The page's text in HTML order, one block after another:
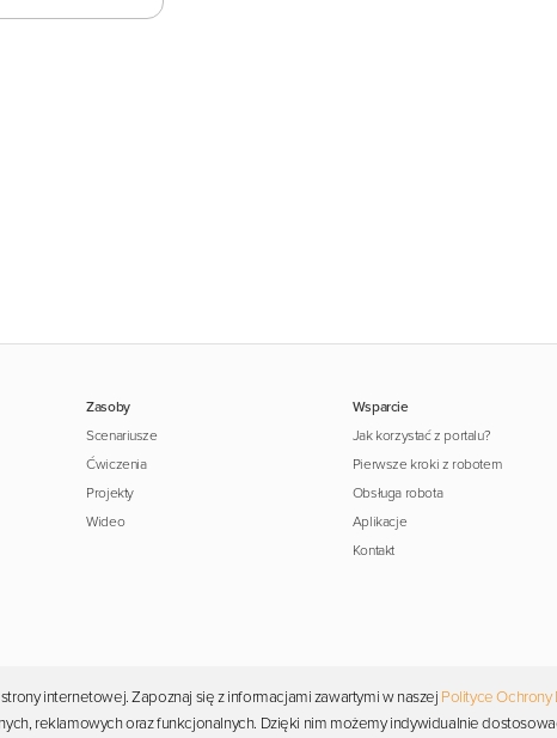
Zasoby
Scenariusze
Ćwiczenia
Projekty
Wideo
Wsparcie
Jak korzystać z portalu?
Pierwsze kroki z robotem
Obsługa robota
Aplikacje
Kontakt
Copyright © 2026 Photon. Wszelkie prawa zastrzeżone.
internetowej. Zapoznaj się z informacjami zawartymi w naszej Polityce Ochrony
reklamowych oraz funkcjonalnych. Dzięki nim możemy indywidualnie